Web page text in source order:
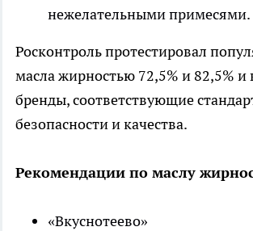
нежелательными примесями.
Росконтроль протестировал
масла жирностью 72,5% и 82,5% и
бренды, соответствующие
безопасности и качества.
Рекомендации по маслу
«Вкуснотеево»